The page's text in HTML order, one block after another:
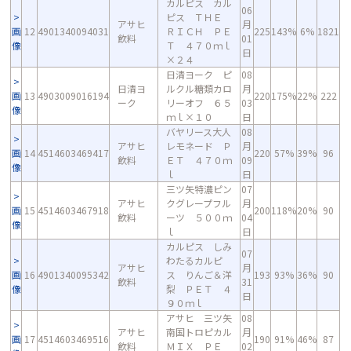
画
像
12 4901340094031
アサヒ
飲料
カルピス カル
ピス ＴＨＥ
ＲＩＣＨ ＰＥ
Ｔ ４７０ｍｌ
×２４
06
月
01
日
225143% 6% 1821
画
像
13 4903009016194
日清ヨ
ーク
日清ヨーク ピ
ルクル糖類カロ
リーオフ ６５
ｍｌ×１０
08
月
03
日
220175%22% 222
画
像
14 4514603469417
アサヒ
飲料
バヤリース大人
レモネード Ｐ
ＥＴ ４７０ｍ
ｌ
08
月
09
日
220 57% 39% 96
画
像
15 4514603467918
アサヒ
飲料
三ツ矢特濃ピン
クグレープフル
ーツ ５００ｍ
ｌ
07
月
04
日
200118%20% 90
画
像
16 4901340095342
アサヒ
飲料
カルピス しみ
わたるカルピ
ス りんご＆洋
梨 ＰＥＴ ４
９０ｍｌ
07
月
31
日
193 93% 36% 90
画 17 4514603469516
アサヒ
飲料
アサヒ 三ツ矢
南国トロピカル
ＭＩＸ ＰＥ
08
月
02
190 91% 46% 87